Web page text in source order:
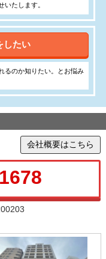
いたします。
したい
るのか知りたい。とお悩み
会社概要はこちら